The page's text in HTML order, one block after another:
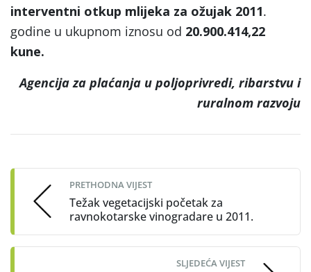
interventni otkup mlijeka za ožujak 2011.
godine u ukupnom iznosu od 20.900.414,22
kune.
Agencija za plaćanja u poljoprivredi, ribarstvu i
ruralnom razvoju
navigation
PRETHODNA VIJEST
Težak vegetacijski početak za
ravnokotarske vinogradare u 2011.
SLJEDEĆA VIJEST